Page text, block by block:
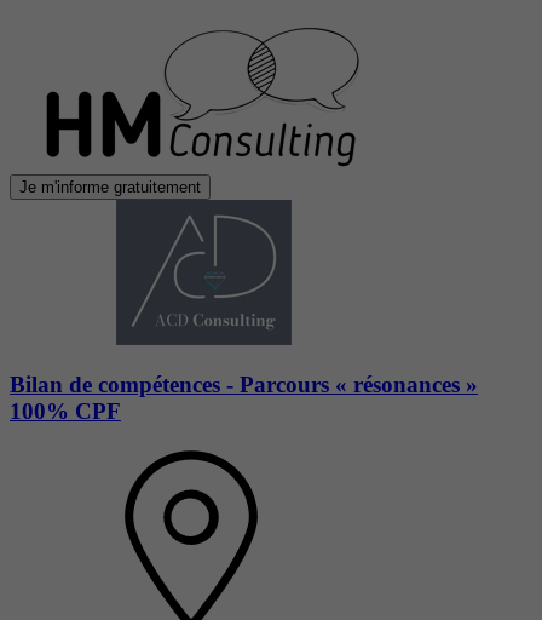
Je m'informe gratuitement
Bilan de compétences - Parcours « résonances »
100% CPF